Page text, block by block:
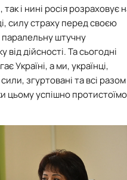
так і нині росія розраховує
силу страху перед своєю
паралельну штучну
від дійсності. Та сьогодні
Україні, а ми, українці,
згуртовані та всі разом
цьому успішно протистоїмо